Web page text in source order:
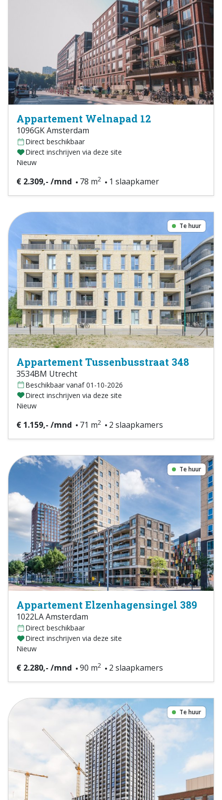
Appartement Welnapad 12
1096GK Amsterdam
Direct beschikbaar
Direct inschrijven via deze site
Nieuw
€ 2.309,- /mnd 78 m2 1 slaapkamer
Te huur
Appartement Tussenbusstraat 348
3534BM Utrecht
Beschikbaar vanaf 01-10-2026
Direct inschrijven via deze site
Nieuw
€ 1.159,- /mnd 71 m2 2 slaapkamers
Te huur
Appartement Elzenhagensingel 389
1022LA Amsterdam
Direct beschikbaar
Direct inschrijven via deze site
Nieuw
€ 2.280,- /mnd 90 m2 2 slaapkamers
Te huur